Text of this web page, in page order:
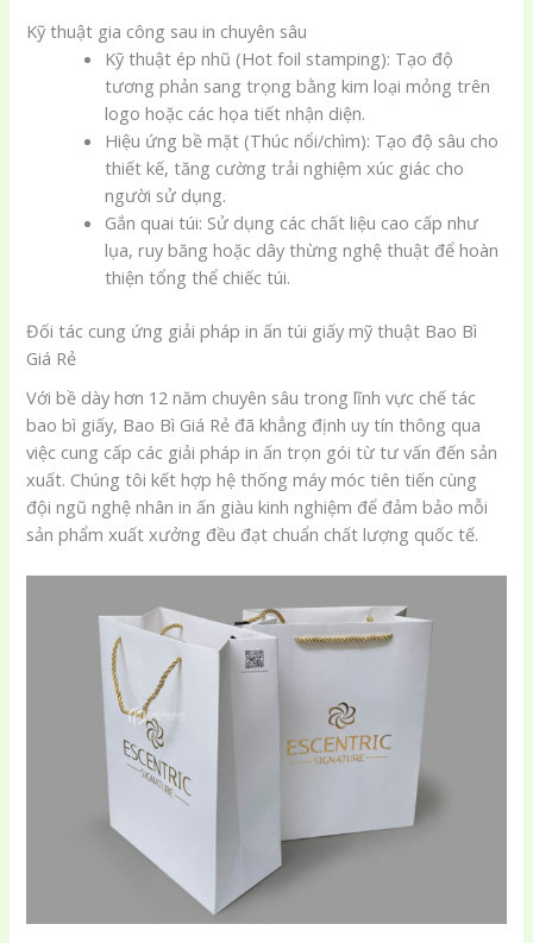
Kỹ thuật gia công sau in chuyên sâu
Kỹ thuật ép nhũ (Hot foil stamping): Tạo độ
tương phản sang trọng bằng kim loại mỏng trên
logo hoặc các họa tiết nhận diện.
Hiệu ứng bề mặt (Thúc nổi/chìm): Tạo độ sâu cho
thiết kế, tăng cường trải nghiệm xúc giác cho
người sử dụng.
Gắn quai túi: Sử dụng các chất liệu cao cấp như
lụa, ruy băng hoặc dây thừng nghệ thuật để hoàn
thiện tổng thể chiếc túi.
Đối tác cung ứng giải pháp in ấn túi giấy mỹ thuật Bao Bì
Giá Rẻ
Với bề dày hơn 12 năm chuyên sâu trong lĩnh vực chế tác
bao bì giấy, Bao Bì Giá Rẻ đã khẳng định uy tín thông qua
việc cung cấp các giải pháp in ấn trọn gói từ tư vấn đến sản
xuất. Chúng tôi kết hợp hệ thống máy móc tiên tiến cùng
đội ngũ nghệ nhân in ấn giàu kinh nghiệm để đảm bảo mỗi
sản phẩm xuất xưởng đều đạt chuẩn chất lượng quốc tế.